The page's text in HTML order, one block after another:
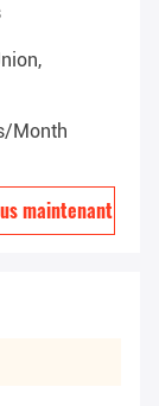
month
maintenant